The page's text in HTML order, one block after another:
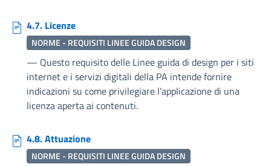
4.7. Licenze
NORME - REQUISITI LINEE GUIDA DESIGN
— Questo requisito delle Linee guida di design per i siti
internet e i servizi digitali della PA intende fornire
indicazioni su come privilegiare l’applicazione di una
licenza aperta ai contenuti.
4.8. Attuazione
NORME - REQUISITI LINEE GUIDA DESIGN